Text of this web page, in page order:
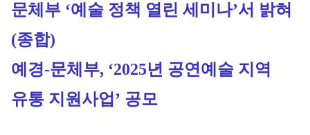
문체부 ‘예술 정책 열린 세미나’서 밝혀
(종합)
예경-문체부, ‘2025년 공연예술 지역
유통 지원사업’ 공모